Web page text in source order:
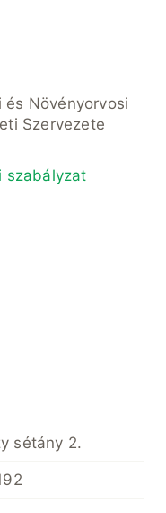
és Növényorvosi
Szervezete
szabályzat
sétány 2.